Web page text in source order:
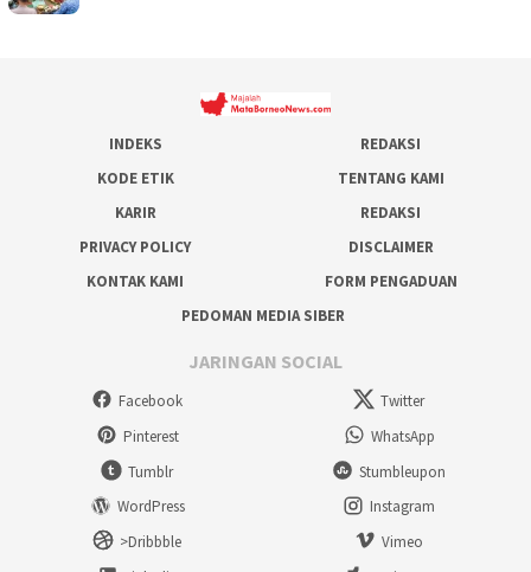
INDEKS
REDAKSI
KODE ETIK
TENTANG KAMI
KARIR
REDAKSI
PRIVACY POLICY
DISCLAIMER
KONTAK KAMI
FORM PENGADUAN
PEDOMAN MEDIA SIBER
JARINGAN SOCIAL
Facebook
Twitter
Pinterest
WhatsApp
Tumblr
Stumbleupon
WordPress
Instagram
>Dribbble
Vimeo